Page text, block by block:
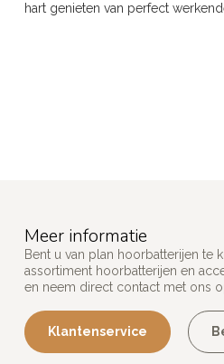
hart genieten van perfect
Meer informatie
Bent u van plan hoorbatterijen te
assortiment hoorbatterijen en
en neem direct contact met ons
Klantenservice